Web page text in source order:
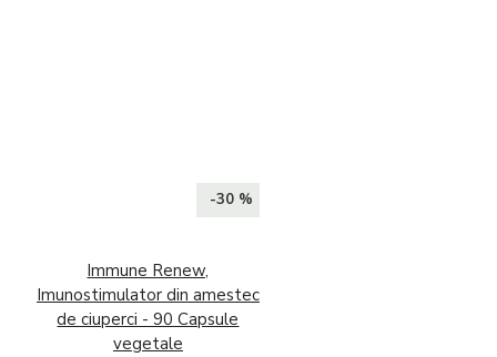
-30 %
Immune Renew,
Imunostimulator din amestec
de ciuperci - 90 Capsule
vegetale